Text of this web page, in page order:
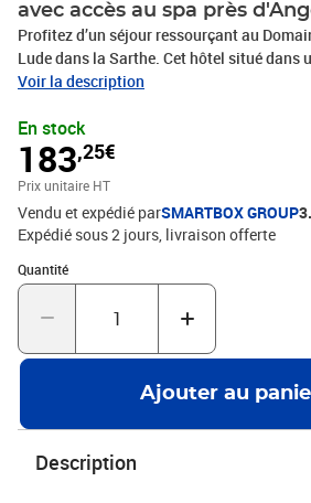
avec accès au spa près
Profitez d’un séjour ressourçant au
Lude dans la Sarthe. Cet hôtel situé dans
environnemental et architectural, accueille
accès au spa et mise à disposition de
particulièrement le charme de votre
douce et chaleureuse. Pour un agréable
relaxez-vous pendant 2h à l’espace bien-
hammam, sauna et bain bouillonnant.
reposante nuit, prenez des forces avec un
Buffet avant de découvrir les environs à
une véritable une invitation au voyage en
hôtel avec accès au spa près d'Angers
Voir la description
En stock
183,25€
Prix unitaire HT
Vendu et expédié parSMARTBOX GROUP
Expédié sous 2 jours livraison offerte
Quantité
Quantité : 1
Ajouter au
Description